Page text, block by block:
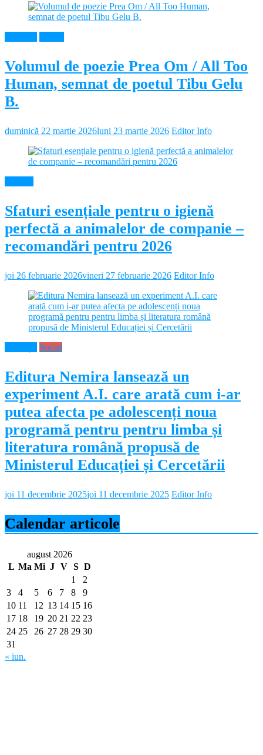
Volumul de poezie Prea Om / All Too
Human, semnat de poetul Tibu Gelu
B.
duminică 22 martie 2026luni 23 martie 2026 Editor Info
Sfaturi esențiale pentru o igienă
perfectă a animalelor de companie –
recomandări pentru 2026
joi 26 februarie 2026vineri 27 februarie 2026 Editor Info
Social
Editura Nemira lansează un
experiment A.I. care arată cum i-ar
putea afecta pe adolescenți noua
programă pentru pentru limba și
literatura română propusă de
Ministerul Educației și Cercetării
joi 11 decembrie 2025joi 11 decembrie 2025 Editor Info
Calendar articole
august 2026
L Ma Mi J V S D
1
2
3
4 5 6 7 8
9
10 11 12 13 14 15 16
17 18 19 20 21 22 23
24 25 26 27 28 29 30
31
« iun.